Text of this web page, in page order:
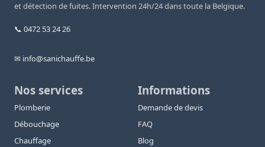
et détection de fuites. Intervention 24h/24 dans toute la Belgique.
📞 0472 53 24 26
✉ info@sanichauffe.be
Nos services
Plomberie
Débouchage
Chauffage
Informations
Demande de devis
FAQ
Blog